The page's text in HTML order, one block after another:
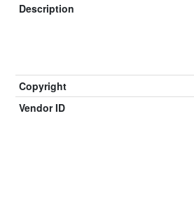
Description
Copyright
Vendor ID